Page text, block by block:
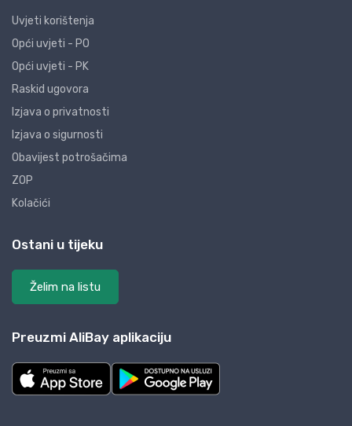
Uvjeti korištenja
Opći uvjeti - PO
Opći uvjeti - PK
Raskid ugovora
Izjava o privatnosti
Izjava o sigurnosti
Obavijest potrošačima
ZOP
Kolačići
Ostani u tijeku
Želim na listu
Preuzmi AliBay aplikaciju